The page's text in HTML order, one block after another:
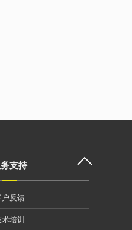
支持
反馈
培训